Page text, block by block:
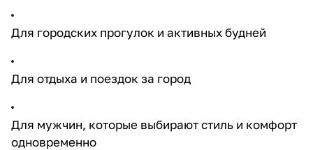
Для городских прогулок и активных будней
Для отдыха и поездок за город
Для мужчин, которые выбирают стиль и комфорт
одновременно